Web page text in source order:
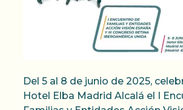
Del 5 al 8 de junio de 2025,
Hotel Elba Madrid Alcalá el I